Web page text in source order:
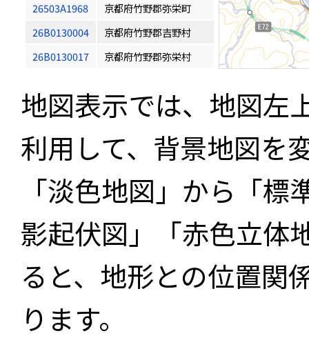
26503A1968
京都府竹野郡弥栄町
26B0130004
京都府竹野郡吉野村
26B0130017
京都府竹野郡弥栄村
地図表示では、地図左
利用して、背景地図を
「淡色地図」から「
影起伏図」「赤色立体
ると、地形との位置関
ります。